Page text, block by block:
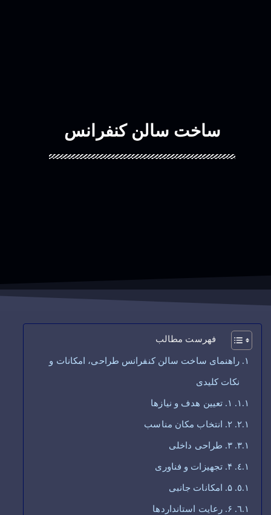
ساخت سالن کنفرانس
فهرست مطالب
راهنمای ساخت سالن کنفرانس طراحی، امکانات و
نکات کلیدی
۱. تعیین هدف و نیازها
۲. انتخاب مکان مناسب
۳. طراحی داخلی
۴. تجهیزات و فناوری
۵. امکانات جانبی
۶. رعایت استانداردها